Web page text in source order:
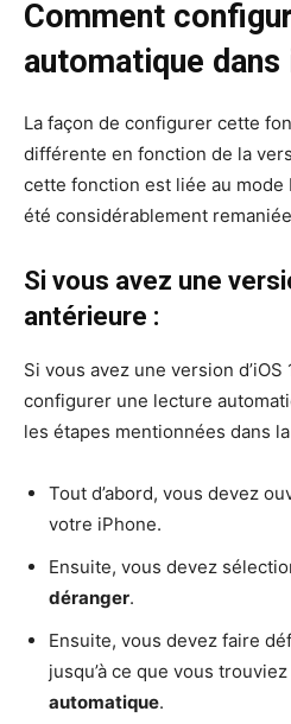
Comment
automatique dans
La façon de configurer cette
différente en fonction de la
cette fonction est liée au mode
été considérablement
Si vous avez une
antérieure :
Si vous avez une version
configurer une lecture
les étapes mentionnées dans
Tout d’abord, vous devez
votre iPhone.
Ensuite, vous devez
déranger.
Ensuite, vous devez faire
jusqu’à ce que vous trouviez
automatique.